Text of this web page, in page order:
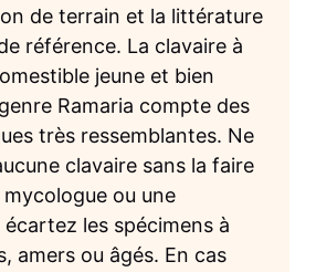
de terrain et la littérature
référence. La clavaire à
jeune et bien
Ramaria compte des
très ressemblantes. Ne
clavaire sans la faire
ou une
les spécimens à
amers ou âgés. En cas